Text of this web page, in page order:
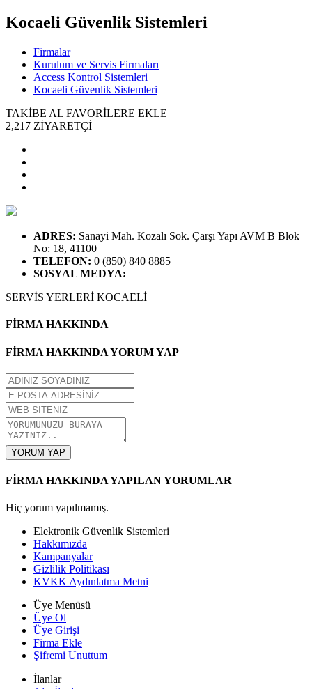
Kocaeli Güvenlik Sistemleri
Firmalar
Kurulum ve Servis Firmaları
Access Kontrol Sistemleri
Kocaeli Güvenlik Sistemleri
TAKİBE AL FAVORİLERE EKLE
2,217 ZİYARETÇİ
ADRES: Sanayi Mah. Kozalı Sok. Çarşı Yapı AVM B Blok
No: 18, 41100
TELEFON: 0 (850) 840 8885
SOSYAL MEDYA:
SERVİS YERLERİ KOCAELİ
FİRMA HAKKINDA
FİRMA HAKKINDA YORUM YAP
YORUM YAP
FİRMA HAKKINDA YAPILAN YORUMLAR
Hiç yorum yapılmamış.
Elektronik Güvenlik Sistemleri
Hakkımızda
Kampanyalar
Gizlilik Politikası
KVKK Aydınlatma Metni
Üye Menüsü
Üye Ol
Üye Girişi
Firma Ekle
Şifremi Unuttum
İlanlar